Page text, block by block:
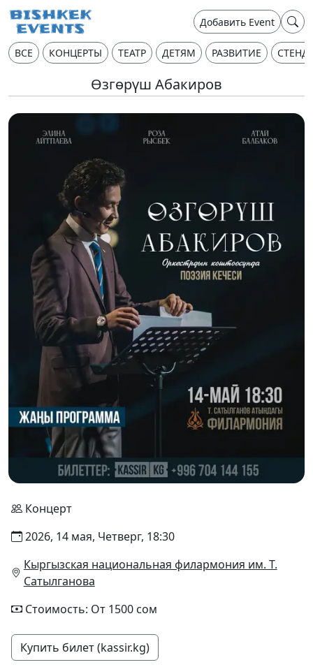
Добавить Event
ВСЕ КОНЦЕРТЫ ТЕАТР ДЕТЯМ РАЗВИТИЕ
Өзгөрүш Абакиров
Концерт
2026, 14 мая, Четверг, 18:30
Кыргызская национальная филармония им. Т.
Сатылганова
Стоимость: От 1500 сом
Купить билет (kassir.kg)